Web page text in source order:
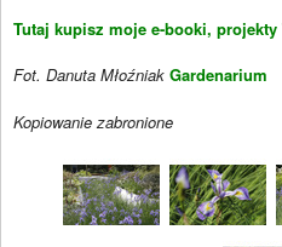
Tutaj kupisz moje e-booki, projekty
Fot. Danuta Młoźniak Gardenarium
Kopiowanie zabronione